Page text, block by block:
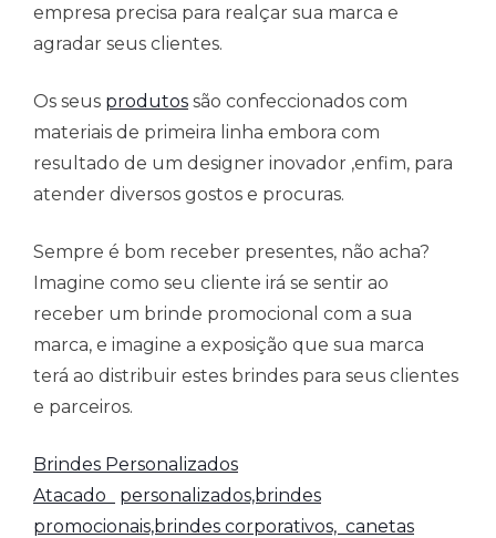
empresa precisa para realçar sua marca e
agradar seus clientes.
Os seus produtos são confeccionados com
materiais de primeira linha embora com
resultado de um designer inovador ,enfim, para
atender diversos gostos e procuras.
Sempre é bom receber presentes, não acha?
Imagine como seu cliente irá se sentir ao
receber um brinde promocional com a sua
marca, e imagine a exposição que sua marca
terá ao distribuir estes brindes para seus clientes
e parceiros.
Brindes Personalizados
Atacado
personalizados,brindes
promocionais,brindes corporativos, canetas